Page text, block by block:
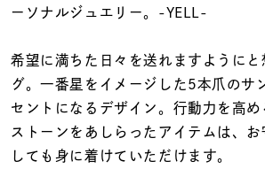
レディース
リングサイズ
ーソナルジュエリー。-YELL-
希望に満ちた日々を送れますようにと
グ。一番星をイメージした5本爪のサ
セントになるデザイン。行動力を高め
ストーンをあしらったアイテムは、お
しても身に着けていただけます。